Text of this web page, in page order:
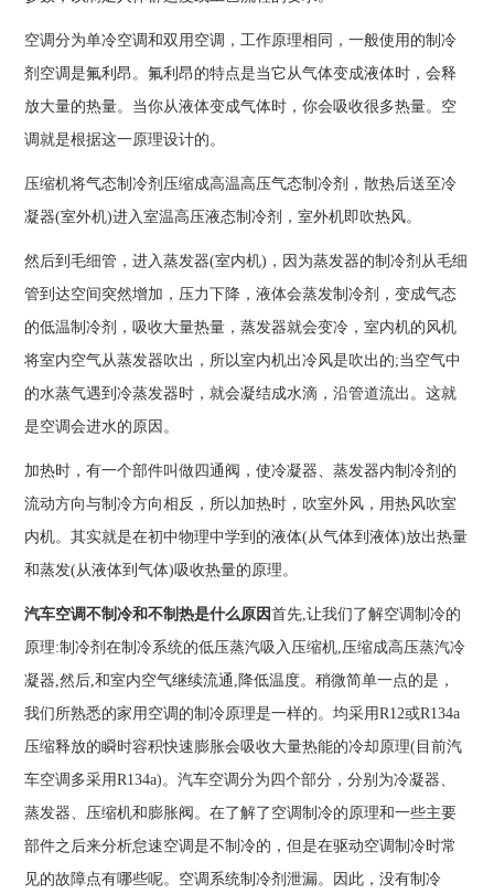
空调分为单冷空调和双用空调，工作原理相同，一般使用的制冷
剂空调是氟利昂。氟利昂的特点是当它从气体变成液体时，会释
放大量的热量。当你从液体变成气体时，你会吸收很多热量。空
调就是根据这一原理设计的。
压缩机将气态制冷剂压缩成高温高压气态制冷剂，散热后送至冷
凝器(室外机)进入室温高压液态制冷剂，室外机即吹热风。
然后到毛细管，进入蒸发器(室内机)，因为蒸发器的制冷剂从毛细
管到达空间突然增加，压力下降，液体会蒸发制冷剂，变成气态
的低温制冷剂，吸收大量热量，蒸发器就会变冷，室内机的风机
将室内空气从蒸发器吹出，所以室内机出冷风是吹出的;当空气中
的水蒸气遇到冷蒸发器时，就会凝结成水滴，沿管道流出。这就
是空调会进水的原因。
加热时，有一个部件叫做四通阀，使冷凝器、蒸发器内制冷剂的
流动方向与制冷方向相反，所以加热时，吹室外风，用热风吹室
内机。其实就是在初中物理中学到的液体(从气体到液体)放出热量
和蒸发(从液体到气体)吸收热量的原理。
汽车空调不制冷和不制热是什么原因首先,让我们了解空调制冷的
原理:制冷剂在制冷系统的低压蒸汽吸入压缩机,压缩成高压蒸汽冷
凝器,然后,和室内空气继续流通,降低温度。稍微简单一点的是，
我们所熟悉的家用空调的制冷原理是一样的。均采用R12或R134a
压缩释放的瞬时容积快速膨胀会吸收大量热能的冷却原理(目前汽
车空调多采用R134a)。汽车空调分为四个部分，分别为冷凝器、
蒸发器、压缩机和膨胀阀。在了解了空调制冷的原理和一些主要
部件之后来分析怠速空调是不制冷的，但是在驱动空调制冷时常
见的故障点有哪些呢。空调系统制冷剂泄漏。因此，没有制冷